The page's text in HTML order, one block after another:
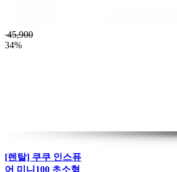
45,900
34%
[렌탈] 쿠쿠 인스퓨
어 미니100 초소형